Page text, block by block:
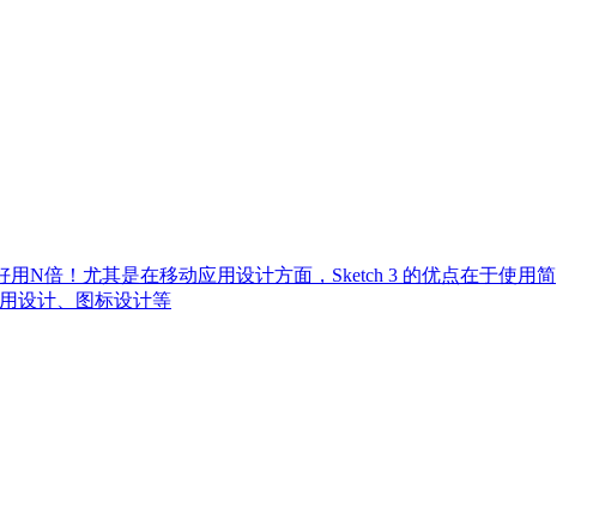
N倍！尤其是在移动应用设计方面，Sketch 3 的优点在于使用简
设计、图标设计等